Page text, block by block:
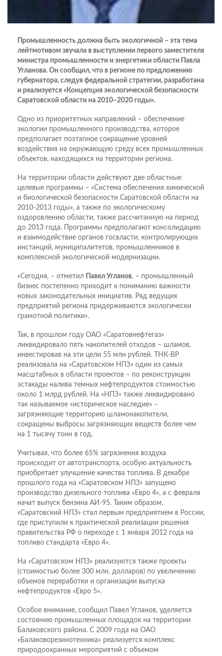
Промышленность должна быть экологичной – эта тема
лейтмотивом звучала в выступлении первого заместителя
министра промышленности и энергетики области П авла
Угланова. Он сообщил, что в регионе по предложению
губернатора, следуя федеральной стратегии, разработана
и реализуется «Концепция экологической безопасности
Саратовской области на 2010–2020 годы».
Одно из приоритетных направлений – обеспечение
экологии промышленного производства, которое
предполагает поэтапное сокращение уровней
воздействия на окружающую среду всех промышленных
объектов, находящихся на территории региона.
На территории области действуют две областные
целевые программы – «Система обеспечения химической
и биологической безопасности Саратовской области на
2010-2013 годы», а также по экологическому
оздоровлению области, также рассчитанную на период
до 2013 года. Программы предполагают консолидацию
и взаимодействие органов госвласти, контролирующих
инстанций, муниципалитетов, промышленников в
комплексной экологической модернизации.
«Сегодня, – отметил Павел Угланов, – промышленный
бизнес постепенно приходит к пониманию важности
новых законодательных инициатив. Ряд ведущих
предприятий региона придерживаются экологически
грамотной политики».
Так, в прошлом году ОАО «Саратовнефтегаз»
ликвидировало пять накопителей отходов – шламов,
инвестировав на эти цели 55 млн рублей. ТНК-ВР
реализовала на «Саратовском НПЗ» один из самых
масштабных в области проектов – по реконструкции
эстакады налива темных нефтепродуктов стоимостью
около 1 млрд рублей. На «НПЗ» также ликвидировано
так называемое «историческое наследие» –
загрязняющие территорию шламонакопители,
сокращены выбросы загрязняющих веществ более чем
на 1 тысячу тонн в год.
Учитывая, что более 65% загрязнения воздуха
происходит от автотранспорта, особую актуальность
приобретает улучшение качества топлива. В декабре
прошлого года на «Саратовском НПЗ» запущено
производство дизельного топлива «Евро 4», а с февраля
начат выпуск бензина АИ-95. Таким образом,
«Саратовский НПЗ» стал первым предприятием в России,
где приступили к практической реализации решения
правительства РФ о переходе с 1 января 2012 года на
топливо стандарта «Евро 4».
На «Саратовском НПЗ» реализуются также проекты
(стоимостью более 300 млн. долларов) по увеличению
объемов переработки и организации выпуска
нефтепродуктов «Евро 5».
Особое внимание, сообщил Павел Угланов, уделяется
состоянию промышленных площадок на территории
Балаковского района. С 2009 года на ОАО
«Балаковорезинотехника» реализуется комплекс
природоохранных мероприятий с объемом